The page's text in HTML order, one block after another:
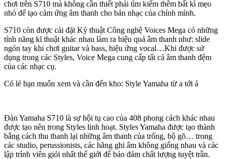
chơi trên S710 mà không cần thiết phải tìm kiếm thêm bất kì mẹo
nhỏ để tạo cảm ứng âm thanh cho bản nhạc của chính mình.
S710 còn được cài đặt Kỷ thuật Công nghệ Voices Mega có những
tính năng kĩ thuật khác nhau làm ra hiệu quả âm thanh như: slide
ngón tay khi chơi guitar và bass, hiệu ứng vocal…Khi được sử
dụng trong các Styles, Voice Mega cung cấp tất cả âm thanh đệm
của các nhạc cụ.
Có lẻ bạn muốn xem và cần đến kho: Style Yamaha từ a tới á
Đàn Yamaha S710 là sự hội tụ cao của 408 phong cách khác nhau
được tạo nên trong Styles linh hoạt. Styles Yamaha được tạo thành
bằng cách thu thanh lại những âm thanh của trống, bộ gõ… trong
các studio, perussionists, các hãng ghi âm không giống nhau và các
lập trình viên giỏi nhất thế giới để bảo đảm chất lượng tuyệt trần.